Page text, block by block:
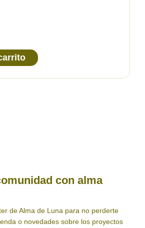
con alma
de Alma de Luna para no perderte
o novedades sobre los proyectos